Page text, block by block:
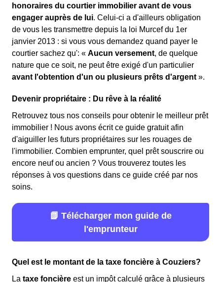
honoraires du courtier immobilier avant de vous
engager auprès de lui. Celui-ci a d'ailleurs obligation
de vous les transmettre depuis la loi Murcef du 1er
janvier 2013 : si vous vous demandez quand payer le
courtier sachez qu': « Aucun versement, de quelque
nature que ce soit, ne peut être exigé d'un particulier
avant l'obtention d'un ou plusieurs prêts d'argent ».
Devenir propriétaire : Du rêve à la réalité
Retrouvez tous nos conseils pour obtenir le meilleur prêt
immobilier ! Nous avons écrit ce guide gratuit afin
d'aiguiller les futurs propriétaires sur les rouages de
l'immobilier. Combien emprunter, quel prêt souscrire ou
encore neuf ou ancien ? Vous trouverez toutes les
réponses à vos questions dans ce guide créé par nos
soins.
📗 Télécharger mon guide de
l'emprunteur
Quel est le montant de la taxe foncière à Couziers?
La taxe foncière est un impôt calculé grâce à plusieurs